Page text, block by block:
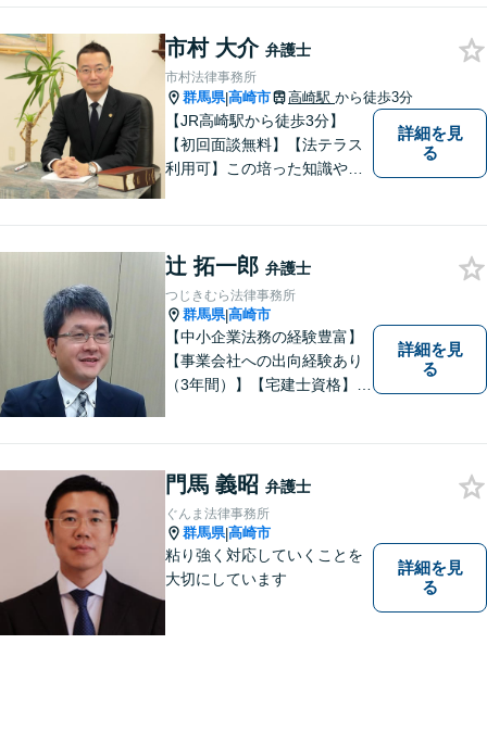
市村 大介 弁護士
市村法律事務所
群馬県|高崎市 高崎駅 から徒歩3分
【JR高崎駅から徒歩3分】
【初回面談無料】【法テラス
利用可】この培った知識や経
す。お気軽にご相談くださ
い。
詳細を見
る
辻 拓一郎 弁護士
つじきむら法律事務所
群馬県|高崎市
【中小企業法務の経験豊富】
【事業会社への出向経験あり
（3年間）】【宅建士資格】信
詳細を見
る
門馬 義昭 弁護士
ぐんま法律事務所
群馬県|高崎市
粘り強く対応していくことを
大切にしています
詳細を見
る